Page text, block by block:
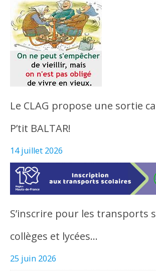
Le CLAG propose une sortie
P’tit BALTAR!
14 juillet 2026
S’inscrire pour les transports
collèges et lycées…
25 juin 2026